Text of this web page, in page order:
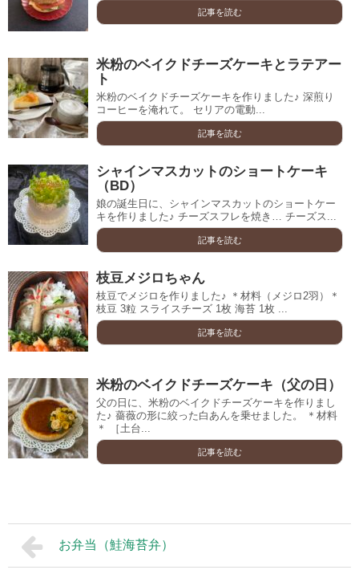
記事を読む
米粉のベイクドチーズケーキとラテアー
ト
米粉のベイクドチーズケーキを作りました♪ 深煎り
コーヒーを淹れて。 セリアの電動...
記事を読む
シャインマスカットのショートケーキ
（BD）
娘の誕生日に、シャインマスカットのショートケー
キを作りました♪ チーズスフレを焼き… チーズス...
記事を読む
枝豆メジロちゃん
枝豆でメジロを作りました♪ ＊材料（メジロ2羽）＊
枝豆 3粒 スライスチーズ 1枚 海苔 1枚 ...
記事を読む
米粉のベイクドチーズケーキ（父の日）
父の日に、米粉のベイクドチーズケーキを作りまし
た♪ 薔薇の形に絞った白あんを乗せました。 ＊材料
＊ ［土台...
記事を読む
お弁当（鮭海苔弁）